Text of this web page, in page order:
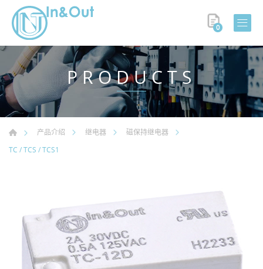
0
PRODUCTS
产品介绍 继电器
磁保持继电器
TC / TCS / TCS1